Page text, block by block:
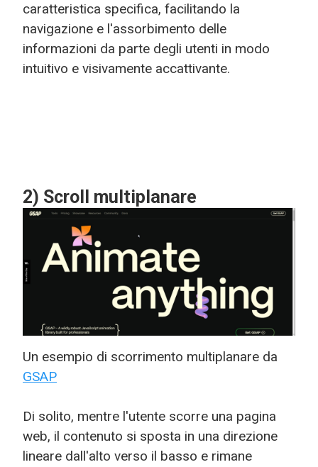
caratteristica specifica, facilitando la
navigazione e l'assorbimento delle
informazioni da parte degli utenti in modo
intuitivo e visivamente accattivante.
2) Scroll multiplanare
Un esempio di scorrimento multiplanare da
GSAP
Di solito, mentre l'utente scorre una pagina
web, il contenuto si sposta in una direzione
lineare dall'alto verso il basso e rimane